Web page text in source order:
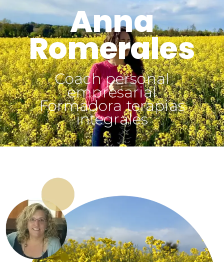
Anna
Romerales
Coach personal
empresarial
Formadora terapias
integrales